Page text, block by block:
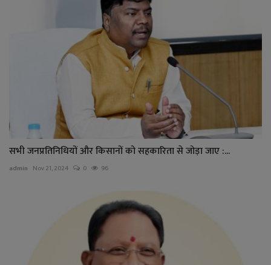
सभी जनप्रतिनिधियों और किसानों को सहकारिता से जोड़ा जाए :...
admin Nov 21, 2024 0 96